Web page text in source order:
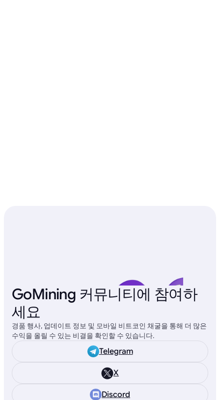
GoMining 커뮤니티에 참여하
세요
경품 행사, 업데이트 정보 및 모바일 비트코인 채굴을 통해 더 많은
수익을 올릴 수 있는 비결을 확인할 수 있습니다.
Telegram
X
Discord